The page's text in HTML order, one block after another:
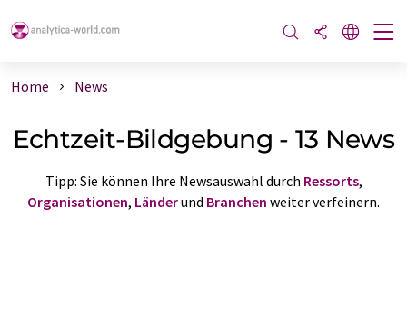
Home News
Echtzeit-Bildgebung - 13 News
Tipp: Sie können Ihre Newsauswahl durch Ressorts,
Organisationen, Länderund Branchen weiter verfeinern.